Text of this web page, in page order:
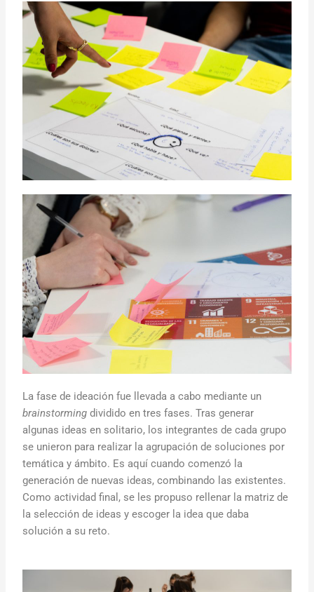
La fase de ideación fue llevada a cabo mediante un
brainstorming dividido en tres fases. Tras generar
algunas ideas en solitario, los integrantes de cada grupo
se unieron para realizar la agrupación de soluciones por
temática y ámbito. Es aquí cuando comenzó la
generación de nuevas ideas, combinando las existentes.
Como actividad final, se les propuso rellenar la matriz de
la selección de ideas y escoger la idea que daba
solución a su reto.